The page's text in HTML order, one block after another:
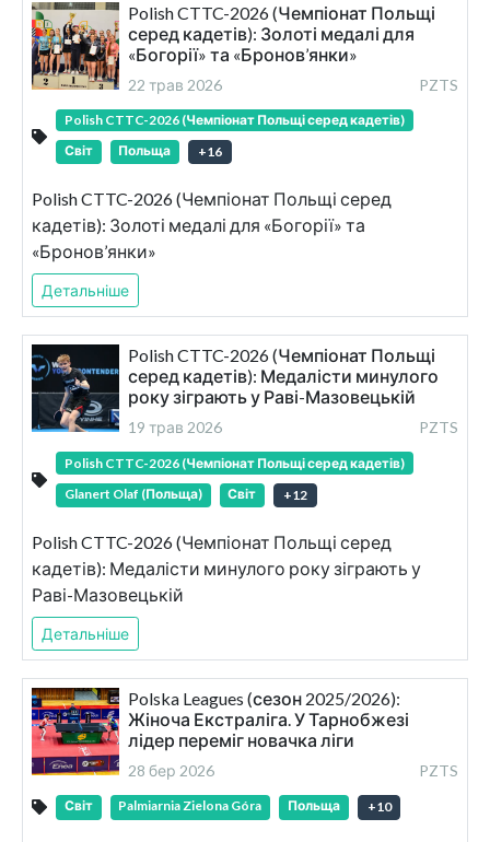
Polish CTTC-2026 (Чемпіонат Польщі
серед кадетів): Золоті медалі для
«Богорії» та «Бронов’янки»
22 трав 2026 PZTS
Polish CTTC-2026 (Чемпіонат Польщі серед кадетів)
Світ
Польща +16
Polish CTTC-2026 (Чемпіонат Польщі серед
кадетів): Золоті медалі для «Богорії» та
«Бронов’янки»
Детальніше
Polish CTTC-2026 (Чемпіонат Польщі
серед кадетів): Медалісти минулого
року зіграють у Раві-Мазовецькій
19 трав 2026 PZTS
Polish CTTC-2026 (Чемпіонат Польщі серед кадетів)
Glanert Olaf (Польща)
Світ +12
Polish CTTC-2026 (Чемпіонат Польщі серед
кадетів): Медалісти минулого року зіграють у
Раві-Мазовецькій
Детальніше
Polska Leagues (сезон 2025/2026):
Жіноча Екстраліга. У Тарнобжезі
лідер переміг новачка ліги
28 бер 2026 PZTS
Світ Palmiarnia Zielona Góra Польща +10